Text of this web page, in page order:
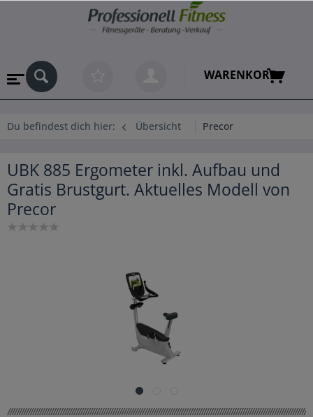
WARENKORB
Du befindest dich hier: Übersicht Precor
UBK 885 Ergometer inkl. Aufbau und
Gratis Brustgurt. Aktuelles Modell von
Precor